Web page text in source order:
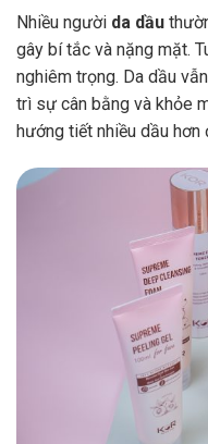
Nhiều người da dầu
gây bí tắc và nặng mặt.
nghiêm trọng. Da dầu
trì sự cân bằng và khỏe
hướng tiết nhiều dầu hơn